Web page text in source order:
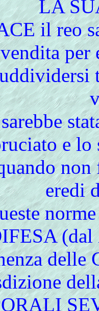
LA
il reo
e
non
eredi
(dal